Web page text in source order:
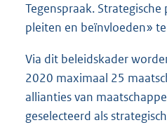
Tegenspraak.
pleiten en beïnvloeden»
Via dit beleidskader
2020 maximaal 25
allianties van
geselecteerd als